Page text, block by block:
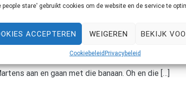
people stare' gebruikt cookies om de website en de service te
ACCEPTEREN WEIGEREN BEKIJK
Cookiebeleid Privacybeleid
en overal mee combineren! Ik scoorde dit
voor jongenskleren! Hij zit ook zo vreselijk fijn!
aan en gaan met die banaan. Oh en die […]